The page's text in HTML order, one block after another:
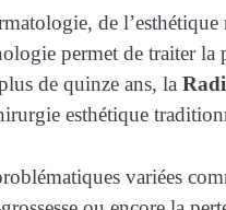
de l’esthétique
permet de traiter
de quinze ans, la
esthétique
variées